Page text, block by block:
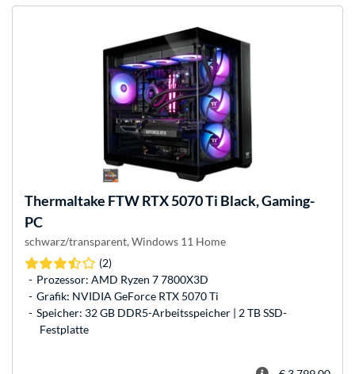
Thermaltake FTW RTX 5070 Ti Black, Gaming-
PC
schwarz/transparent, Windows 11 Home
(2)
Prozessor: AMD Ryzen 7 7800X3D
Grafik: NVIDIA GeForce RTX 5070 Ti
Speicher: 32 GB DDR5-Arbeitsspeicher | 2 TB SSD-
Festplatte